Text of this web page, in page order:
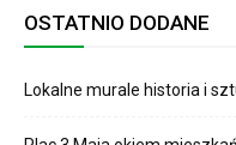
OSTATNIO DODANE
Lokalne murale historia i